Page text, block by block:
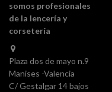
somos profesionales
de la lencería y
corsetería
Plaza dos de mayo n.9
Manises -Valencia
C/ Gestalgar 14 bajos